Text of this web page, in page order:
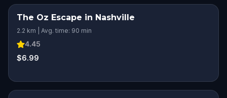
The Oz Escape in Nashville
2.2 km | Avg. time: 90 min
4.45
$6.99